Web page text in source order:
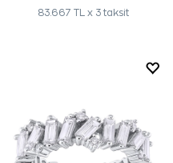
83.667 TL x 3 taksit